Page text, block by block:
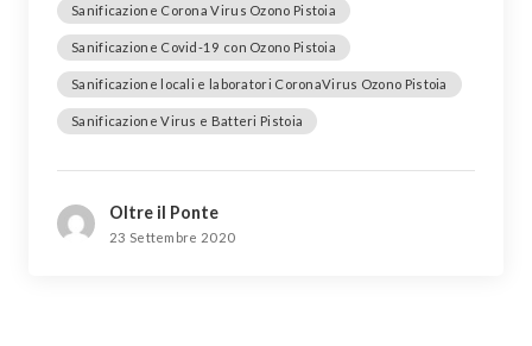
Sanificazione Corona Virus Ozono Pistoia
Sanificazione Covid-19 con Ozono Pistoia
Sanificazione locali e laboratori CoronaVirus Ozono Pistoia
Sanificazione Virus e Batteri Pistoia
Oltre il Ponte
23 Settembre 2020